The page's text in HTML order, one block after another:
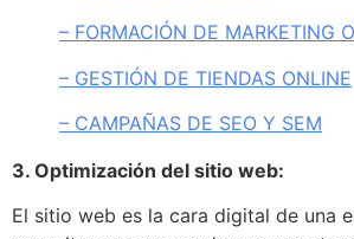
– FORMACIÓN DE MARKETING
– GESTIÓN DE TIENDAS ONLINE
– CAMPAÑAS DE SEO Y SEM
3. Optimización del sitio web:
El sitio web es la cara digital de una